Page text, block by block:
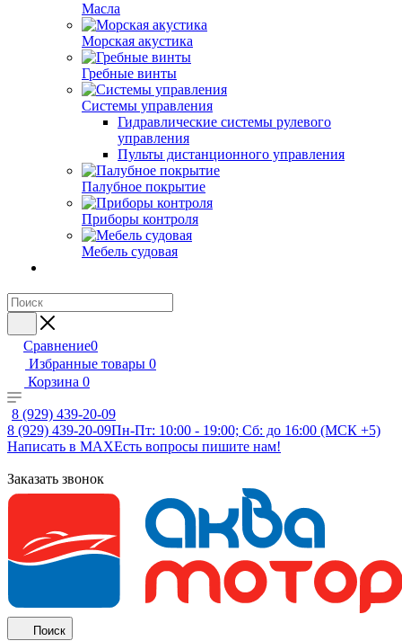
Масла
Морская акустика
Гребные винты
Системы управления
Гидравлические системы рулевого
управления
Пульты дистанционного управления
Палубное покрытие
Приборы контроля
Мебель судовая
Сравнение0
Избранные товары 0
Корзина 0
8 (929) 439-20-09
8 (929) 439-20-09Пн-Пт: 10:00 - 19:00; Сб: до 16:00 (МСК +5)
Написать в MAXЕсть вопросы пишите нам!
Заказать звонок
Поиск